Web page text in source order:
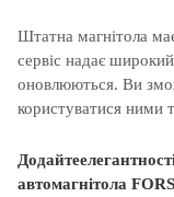
Штатна магнітола
сервіс надає
оновлюються. Ви
користуватися ними
автомагнітола